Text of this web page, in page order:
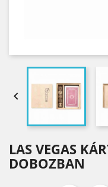

LAS VEGAS
DOBOZBAN